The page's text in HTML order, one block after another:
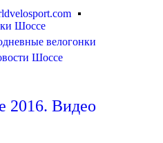
Шоссе
велогонки
Шоссе
2016. Видео